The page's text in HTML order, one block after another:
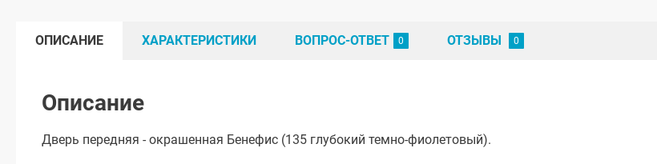
ОПИСАНИЕ ХАРАКТЕРИСТИКИ ВОПРОС-ОТВЕТ ОТЗЫВЫ
Описание
Дверь передняя - окрашенная Бенефис (135 глубокий темно-фиолетовый).